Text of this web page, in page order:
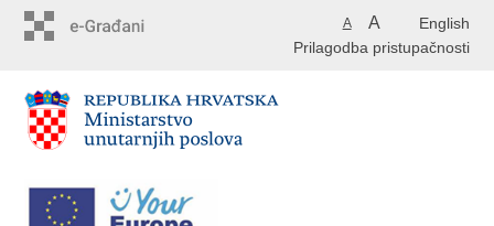
English
A A
Prilagodba pristupačnosti